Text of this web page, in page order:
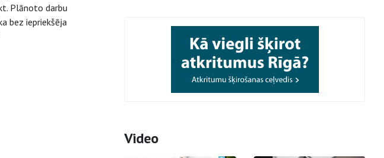
Plānoto darbu
bez iepriekšēja
Video